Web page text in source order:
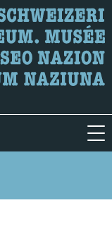
page.